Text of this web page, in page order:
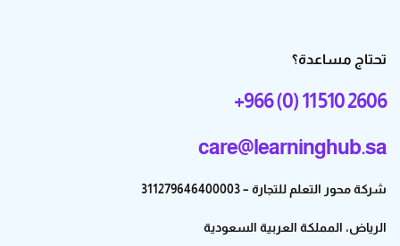
تحتاج مساعدة؟
+966 (0) 11 510 2606
care@learninghub.sa
شركة محور التعلم للتجارة – 311279646400003
الرياض، المملكة العربية السعودية